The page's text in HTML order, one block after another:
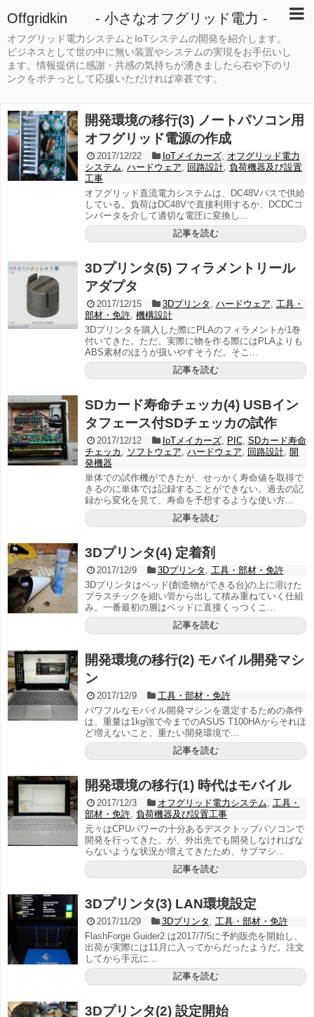
Offgridkin - 小さなオフグリッド電力 -
オフグリッド電力システムとIoTシステムの開発を紹介します。
ビジネスとして世の中に無い装置やシステムの実現をお手伝いし
ます。情報提供に感謝・共感の気持ちが湧きましたら右や下のリ
ンクをポチっとして応援いただければ幸甚です。
開発環境の移行(3) ノートパソコン用
オフグリッド電源の作成
2017/12/22 IoTメイカーズ, オフグリッド電力
システム, ハードウェア, 回路設計, 負荷機器及び設置
工事
オフグリッド直流電力システムは、DC48Vバスで供給
している。負荷はDC48Vで直接利用するか、DCDCコ
ンバータを介して適切な電圧に変換し...
記事を読む
3Dプリンタ(5) フィラメントリール
アダプタ
2017/12/15 3Dプリンタ , ハードウェア, 工具・
部材・免許, 機構設計
3Dプリンタを購入した際にPLAのフィラメントが1巻
付いてきた。ただ、実際に物を作る際にはPLAよりも
ABS素材のほうが扱いやすそうだ。そこ...
記事を読む
SDカード寿命チェッカ(4) USBイン
タフェース付SDチェッカの試作
2017/12/12 IoTメイカーズ, PIC, SDカード寿命
チェッカ , ソフトウェア, ハードウェア, 回路設計, 開
発機器
単体での試作機ができたが、せっかく寿命値を取得で
きるのに単体では記録することができない。過去の記
録から変化を見て、寿命を予想するような使い方...
記事を読む
3Dプリンタ(4) 定着剤
2017/12/9 3Dプリンタ , 工具・部材・免許
3Dプリンタはベッド(創造物ができる台)の上に溶けた
プラスチックを細い管から出して積み重ねていく仕組
み。一番最初の層はベッドに直接くっつくこ...
記事を読む
開発環境の移行(2) モバイル開発マシ
ン
2017/12/9
工具・部材・免許
パワフルなモバイル開発マシンを選定するための条件
は、重量は1kg強で今までのASUS T100HAからそれほ
ど増えないこと。重たい開発環境で...
記事を読む
開発環境の移行(1) 時代はモバイル
2017/12/3 オフグリッド電力システム, 工具・
部材・免許, 負荷機器及び設置工事
元々はCPUパワーの十分あるデスクトップパソコンで
開発を行ってきた。が、外出先でも開発しなければな
らないような状況が増えてきたため、サブマシ...
記事を読む
3Dプリンタ(3) LAN環境設定
2017/11/29 3Dプリンタ , 工具・部材・免許
FlashForge Guider2 は2017/7/5に予約販売を開始し、
出荷が実際には11月に入ってからだったようだ。注文
してから手元に...
記事を読む
3Dプリンタ(2) 設定開始